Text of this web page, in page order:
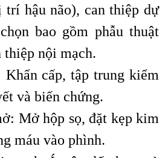
hậu não), can thiệp dự
bao gồm phẫu thuật
thiệp nội mạch.
Khẩn cấp, tập trung kiểm
và biến chứng.
Mở hộp sọ, đặt kẹp kim
máu vào phình.